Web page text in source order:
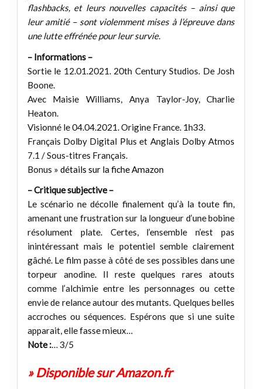
flashbacks, et leurs nouvelles capacités – ainsi que
leur amitié – sont violemment mises à l’épreuve dans
une lutte effrénée pour leur survie.
– Informations –
Sortie le 12.01.2021. 20th Century Studios. De Josh
Boone.
Avec Maisie Williams, Anya Taylor-Joy, Charlie
Heaton.
Visionné le 04.04.2021. Origine France. 1h33.
Français Dolby Digital Plus et Anglais Dolby Atmos
7.1 / Sous-titres Français.
Bonus » détails sur la fiche Amazon
– Critique subjective –
Le scénario ne décolle finalement qu’à la toute fin,
amenant une frustration sur la longueur d’une bobine
résolument plate. Certes, l’ensemble n’est pas
inintéressant mais le potentiel semble clairement
gâché. Le film passe à côté de ses possibles dans une
torpeur anodine. Il reste quelques rares atouts
comme l’alchimie entre les personnages ou cette
envie de relance autour des mutants. Quelques belles
accroches ou séquences. Espérons que si une suite
apparait, elle fasse mieux…
Note :… 3/5
» Disponible sur Amazon.fr